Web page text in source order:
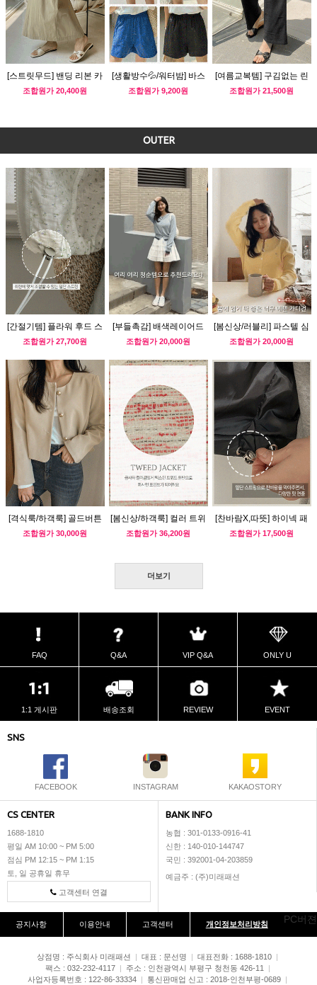
[스트릿무드] 밴딩 리본 카
고 스커트
조합원가20,400원
[생활방수💦/워터밤] 바스
락 컬러 숏팬츠
조합원가9,200원
[여름교복템] 구김없는 린
넨 밴딩 팬츠
조합원가21,500원
OUTER
[간절기템] 플라워 후드 스
트링 바람막이
조합원가27,700원
[부들촉감] 배색레이어드
심플 가디건
조합원가20,000원
[봄신상/러블리] 파스텔 심
플 가디건
조합원가20,000원
[격식룩/하객룩] 골드버튼
세미크롭 자켓
조합원가30,000원
[봄신상/하객룩] 컬러 트위
드 자켓
조합원가36,200원
[찬바람X,따뜻] 하이넥 패
딩조끼
조합원가17,500원
더보기
FAQ Q&A VIP Q&A ONLY U
1:1 게시판 배송조회 REVIEW EVENT
SNS
FACEBOOK INSTAGRAM KAKAOSTORY
CS CENTER
1688-1810
평일 AM 10:00 ~ PM 5:00
점심 PM 12:15 ~ PM 1:15
토, 일 공휴일 휴무
고객센터 연결
BANK INFO
농협 : 301-0133-0916-41
신한 : 140-010-144747
국민 : 392001-04-203859
예금주 : (주)미래패션
공지사항 이용안내 고객센터 개인정보처리방침 PC버젼
상점명 : 주식회사 미래패션 | 대표 : 문선명 | 대표전화 : 1688-1810 |
팩스 : 032-232-4117
| 주소 : 인천광역시 부평구 청천동 426-11
|
사업자등록번호 : 122-86-33334 | 통신판매업 신고 : 2018-인천부평-0689 |